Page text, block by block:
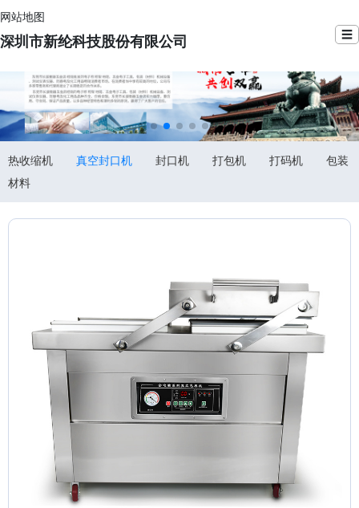
网站地图
深圳市新纶科技股份有限公司 ☰
热收缩机 真空封口机 封口机 打包机 打码机
包装
材料